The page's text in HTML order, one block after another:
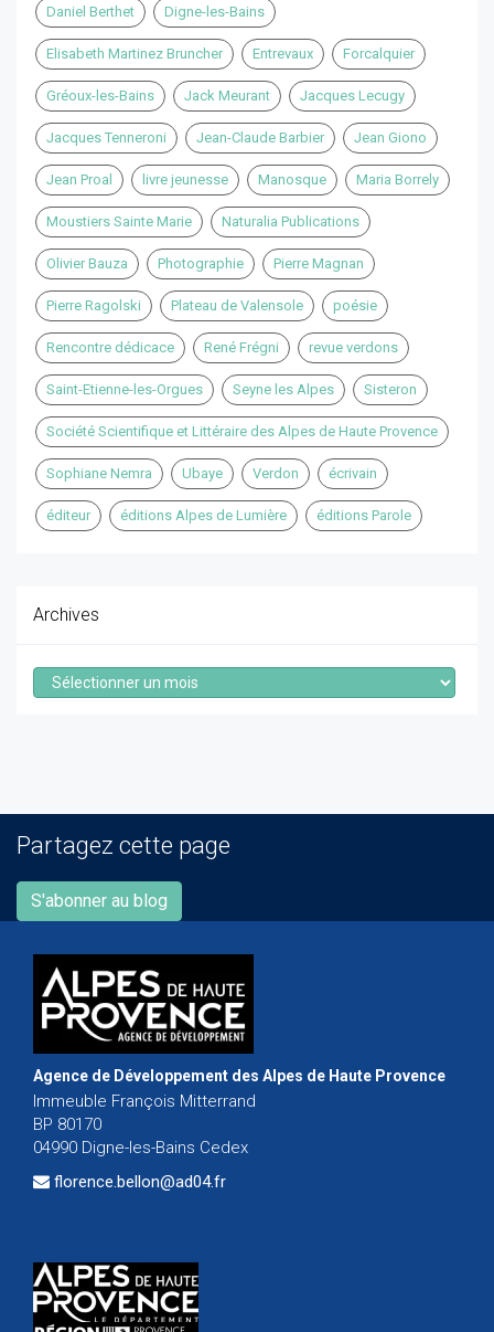
Daniel Berthet Digne-les-Bains
Elisabeth Martinez Bruncher Entrevaux Forcalquier
Gréoux-les-Bains Jack Meurant Jacques Lecugy
Jacques Tenneroni Jean-Claude Barbier Jean Giono
Jean Proal livre jeunesse Manosque Maria Borrely
Moustiers Sainte Marie Naturalia Publications
Olivier Bauza Photographie Pierre Magnan
Pierre Ragolski Plateau de Valensole poésie
Rencontre dédicace René Frégni revue verdons
Saint-Etienne-les-Orgues Seyne les Alpes Sisteron
Société Scientifique et Littéraire des Alpes de Haute Provence
Sophiane Nemra Ubaye Verdon écrivain
éditeur éditions Alpes de Lumière éditions Parole
Archives
Archives
Partagez cette page
S'abonner au blog
Agence de Développement des Alpes de Haute Provence
Immeuble François Mitterrand
BP 80170
04990 Digne-les-Bains Cedex
florence.bellon@ad04.fr